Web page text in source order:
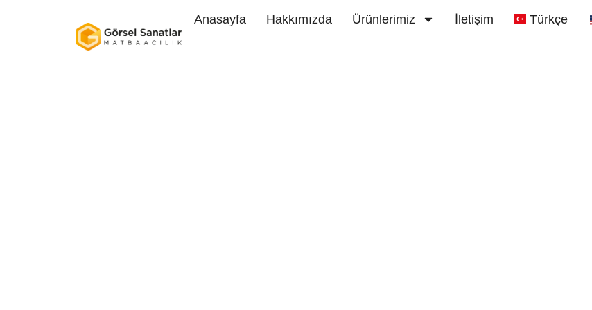
Anasayfa Hakkımızda Ürünlerimiz İletişim Türkçe